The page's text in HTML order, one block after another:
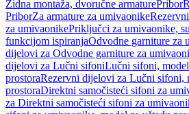
Zidna montaža, dvoručne armaturePribor
PriborZa armature za umivaonike
za umivaonikePriključci za umivaonike,
funkcijom ispiranjaOdvodne garniture za
dijelovi za Odvodne garniture za
dijelovi za Lučni sifoniLučni sifoni, model
prostoraRezervni dijelovi za Lučni sifoni,
prostoraDirektni samočisteći sifoni za
za Direktni samočisteći sifoni za